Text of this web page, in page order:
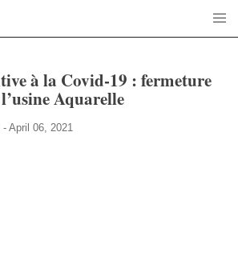
à la Covid-19 : fermeture
Aquarelle
April 06, 2021